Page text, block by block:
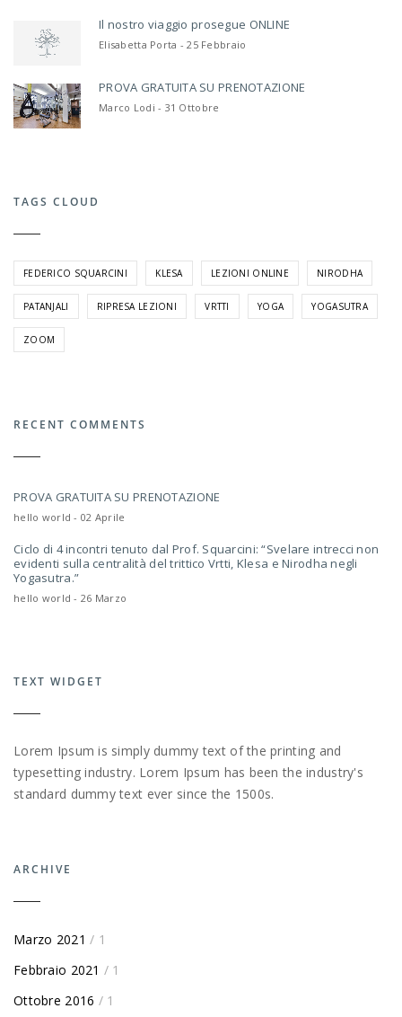
Il nostro viaggio prosegue ONLINE
Elisabetta Porta - 25 Febbraio
PROVA GRATUITA SU PRENOTAZIONE
Marco Lodi - 31 Ottobre
TAGS CLOUD
FEDERICO SQUARCINI KLESA LEZIONI ONLINE NIRODHA
PATANJALI RIPRESA LEZIONI VRTTI YOGA YOGASUTRA
ZOOM
RECENT COMMENTS
PROVA GRATUITA SU PRENOTAZIONE
hello world - 02 Aprile
Ciclo di 4 incontri tenuto dal Prof. Squarcini: “Svelare intrecci non
evidenti sulla centralità del trittico Vrtti, Klesa e Nirodha negli
Yogasutra.”
hello world - 26 Marzo
TEXT WIDGET
Lorem Ipsum is simply dummy text of the printing and
typesetting industry. Lorem Ipsum has been the industry's
standard dummy text ever since the 1500s.
ARCHIVE
Marzo 2021 / 1
Febbraio 2021 / 1
Ottobre 2016 / 1